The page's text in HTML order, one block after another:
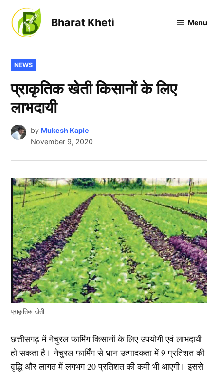
content
Bharat Kheti Menu
POSTED
IN
NEWS
प्राकृतिक खेती किसानों के लिए
लाभदायी
by Mukesh Kaple
November 9, 2020
प्राकृतिक खेती
छत्तीसगढ़ में नेचुरल फार्मिंग किसानों के लिए उपयोगी एवं लाभदायी
हो सकता है। नेचुरल फार्मिंग से धान उत्पादकता में 9 प्रतिशत की
वृद्धि और लागत में लगभग 20 प्रतिशत की कमी भी आएगी। इससे